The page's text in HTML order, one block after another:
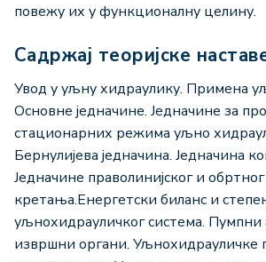
повежу их у функционалну целину.
Садржај теоријске
Увод у уљну хидраулику. Примена
Основне једначине. Једначине за
стационарних режима уљно
Бернулијева једначина. Једначина
Једначине праволинијског и обртног
кретања.Енергетски биланс и
уљнохидрауличког система. Пумпни
извршни органи. Уљнохидрауличке